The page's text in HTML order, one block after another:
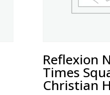
Reflexion
Times
Christian